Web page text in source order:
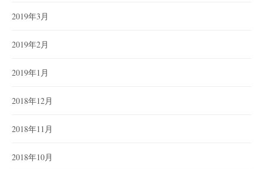
2019年3月
2019年2月
2019年1月
2018年12月
2018年11月
2018年10月